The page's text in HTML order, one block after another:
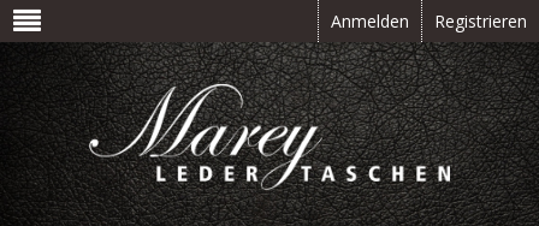
Anmelden Registrieren